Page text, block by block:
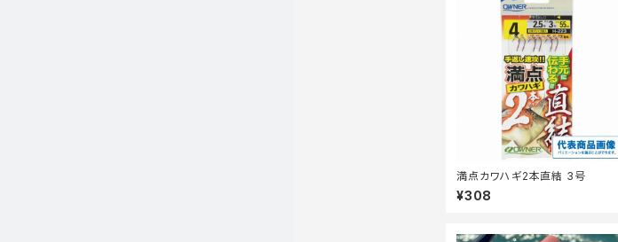
満点カワハギ2本直結 3号
¥308